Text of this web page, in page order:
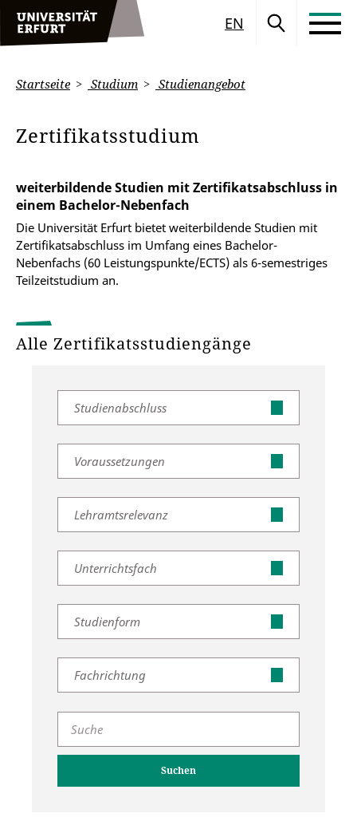
EN
Startseite Studium Studienangebot
Zertifikatsstudium
weiterbildende Studien mit Zertifikatsabschluss in
einem Bachelor-Nebenfach
Die Universität Erfurt bietet weiterbildende Studien mit
Zertifikatsabschluss im Umfang eines Bachelor-
Nebenfachs (60 Leistungspunkte/ECTS) als 6-semestriges
Teilzeitstudium an.
Alle Zertifikatsstudiengänge
Studienabschluss
Voraussetzungen
Lehramtsrelevanz
Unterrichtsfach
Studienform
Fachrichtung
Suchen